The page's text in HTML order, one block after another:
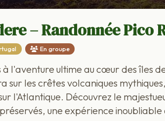
– Randonnée Pico
En groupe
à l'aventure ultime au cœur des îles
sur les crêtes volcaniques
l'Atlantique. Découvrez le
une expérience inoubliable